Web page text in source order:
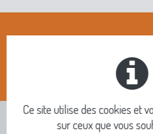
Ce site utilise des cookies et
sur ceux que vous